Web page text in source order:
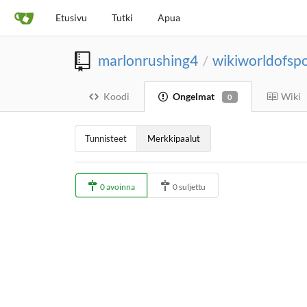
Etusivu Tutki Apua
marlonrushing4 /
Koodi Ongelmat 0 Wiki
Tunnisteet Merkkipaalut
0 avoinna 0 suljettu